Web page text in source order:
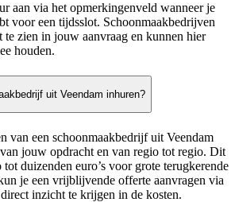
aan via het opmerkingenveld wanneer je
voor een tijdsslot. Schoonmaakbedrijven
zien in jouw aanvraag en kunnen hier
houden.
uit Veendam inhuren?
van een schoonmaakbedrijf uit Veendam
jouw opdracht en van regio tot regio. Dit
duizenden euro’s voor grote terugkerende
je een vrijblijvende offerte aanvragen via
inzicht te krijgen in de kosten.